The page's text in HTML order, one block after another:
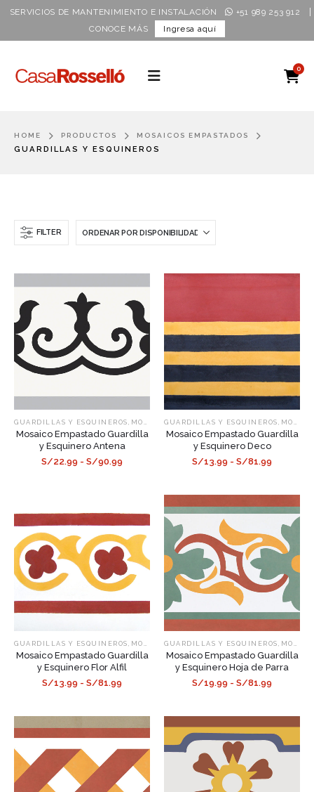
SERVICIOS DE MANTENIMIENTO E INSTALACIÓN +51 989 253 912
CONOCE MÁS Ingresa aquí
0
HOME PRODUCTOS MOSAICOS EMPASTADOS
GUARDILLAS Y ESQUINEROS
FILTER
GUARDILLAS Y ESQUINEROS MOSAICOS EMPASTADOS
Mosaico Empastado Guardilla
y Esquinero Antena
S/22.99 - S/90.99
GUARDILLAS Y ESQUINEROS MOSAICOS EMPASTADOS
Mosaico Empastado Guardilla
y Esquinero Deco
S/13.99 - S/81.99
GUARDILLAS Y ESQUINEROS MOSAICOS EMPASTADOS
Mosaico Empastado Guardilla
y Esquinero Flor Alfil
S/13.99 - S/81.99
GUARDILLAS Y ESQUINEROS MOSAICOS EMPASTADOS
Mosaico Empastado Guardilla
y Esquinero Hoja de Parra
S/19.99 - S/81.99